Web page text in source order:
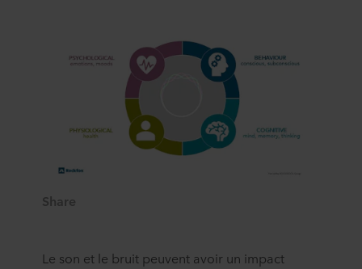
Share
Le son et le bruit peuvent avoir un impact